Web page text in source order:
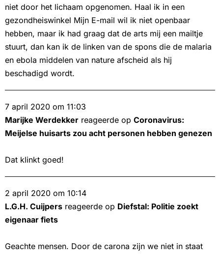
niet door het lichaam opgenomen. Haal ik in een
gezondheiswinkel Mijn E-mail wil ik niet openbaar
hebben, maar ik had graag dat de arts mij een mailtje
stuurt, dan kan ik de linken van de spons die de malaria
en ebola middelen van nature afscheid als hij
beschadigd wordt.
7 april 2020 om 11:03
Marijke Werdekker reageerde op Coronavirus:
Meijelse huisarts zou acht personen hebben genezen
Dat klinkt goed!
2 april 2020 om 10:14
L.G.H. Cuijpers reageerde op Diefstal: Politie zoekt
eigenaar fiets
Geachte mensen. Door de carona zijn we niet in staat